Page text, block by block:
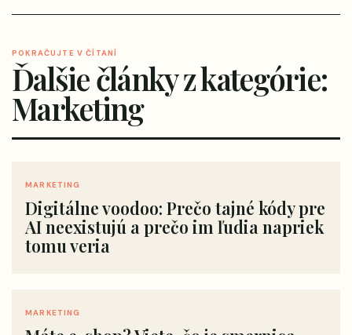
POKRAČUJTE V ČÍTANÍ
Ďalšie články z kategórie:
Marketing
MARKETING
Digitálne voodoo: Prečo tajné kódy pre
AI neexistujú a prečo im ľudia napriek
tomu veria
MARKETING